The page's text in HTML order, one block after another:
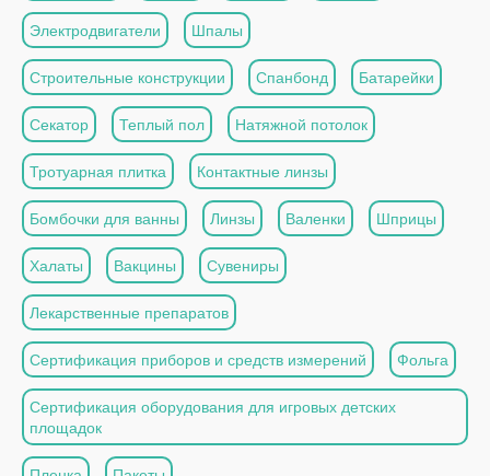
Электродвигатели Шпалы
Строительные конструкции Спанбонд Батарейки
Секатор Теплый пол Натяжной потолок
Тротуарная плитка Контактные линзы
Бомбочки для ванны Линзы Валенки Шприцы
Халаты Вакцины Сувениры
Лекарственные препаратов
Сертификация приборов и средств измерений Фольга
Сертификация оборудования для игровых детских
площадок